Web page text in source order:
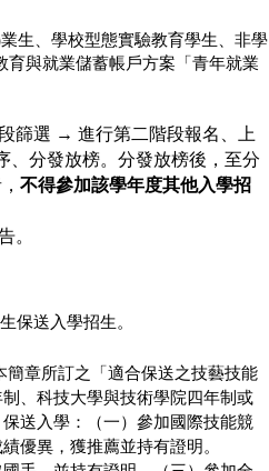
生、學校型態實驗教育學生、非學
育與就業儲蓄帳戶方案「青年就業
篩選 → 進行第二階段報名、上
分發放榜。 分發放榜後，至分
不得參加該學年度其他入學招
保送入學招生。
章所訂之「適合保送之技藝技能
、科技大學與技術學院四年制或
送入學：（一）參加國際技能競
優異，獲推薦並持有證明。